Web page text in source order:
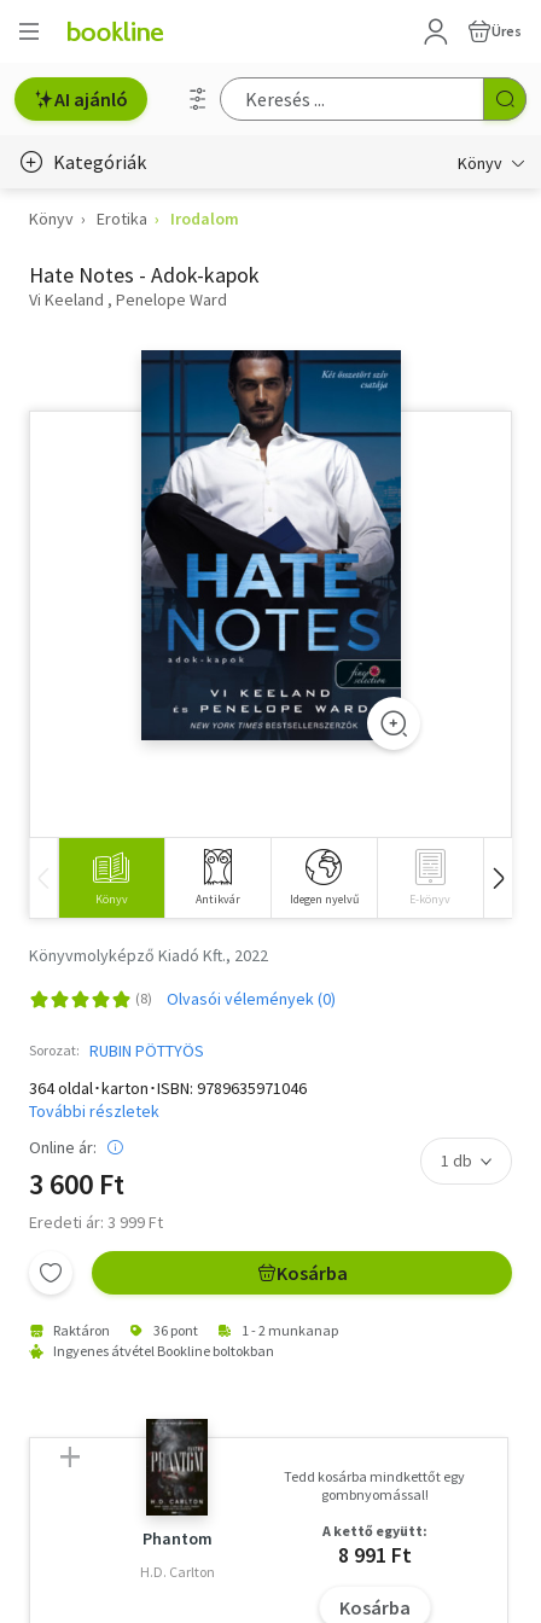
Üres
AI ajánló
Kategóriák Könyv
Életmód, egészség
Erotika
Szótár, nyelvkönyv
Tankönyv, segédkönyv
Természettudomány
Vallás
Könyv Erotika Irodalom
Hate Notes - Adok-kapok
Vi Keeland Penelope Ward
Könyv Antikvár Idegen nyelvű E-könyv
Könyvmolyképző Kiadó Kft., 2022
Olvasói vélemények (0)
Sorozat: RUBIN PÖTTYÖS
364 oldal･karton･ISBN: 9789635971046
További részletek
Online ár:
3 600 Ft
Eredeti ár: 3 999 Ft
Kosárba
Raktáron 36 pont
1 - 2 munkanap
Ingyenes átvétel Bookline boltokban
Phantom
H.D. Carlton
Tedd kosárba mindkettőt egy
gombnyomással!
A kettő együtt:
8 991 Ft
Kosárba